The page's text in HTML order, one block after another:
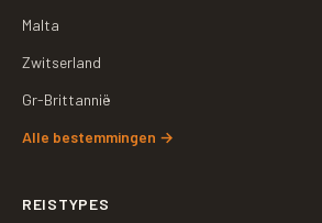
Malta
Zwitserland
Gr-Brittannië
Alle bestemmingen →
REISTYPES